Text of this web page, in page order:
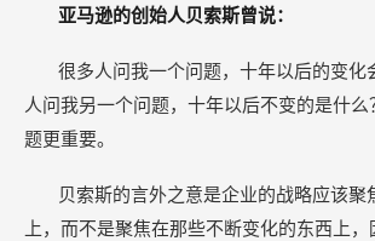
亚马逊的创始人贝索斯曾说：
很多人问我一个问题，十年以后的变化
人问我另一个问题，十年以后不变的是什么
题更重要。
贝索斯的言外之意是企业的战略应该聚
上，而不是聚焦在那些不断变化的东西上